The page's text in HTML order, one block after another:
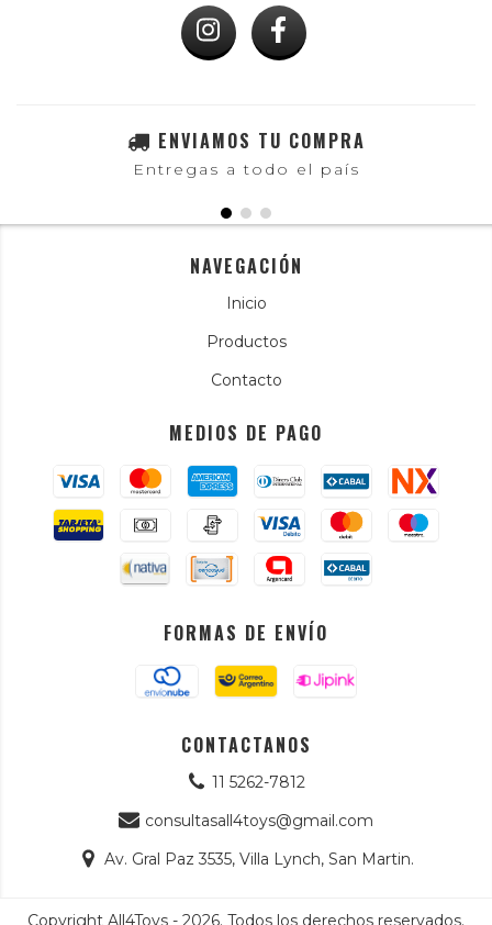
ENVIAMOS TU COMPRA
Entregas a todo el país
NAVEGACIÓN
Inicio
Productos
Contacto
MEDIOS DE PAGO
FORMAS DE ENVÍO
CONTACTANOS
11 5262-7812
consultasall4toys@gmail.com
Av. Gral Paz 3535, Villa Lynch, San Martin.
Copyright All4Toys - 2026. Todos los derechos reservados.